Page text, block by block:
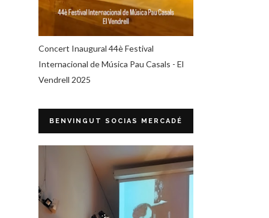
Concert Inaugural 44è Festival
Internacional de Música Pau Casals - El
Vendrell 2025
BENVINGUT SOCIAS MERCADÉ